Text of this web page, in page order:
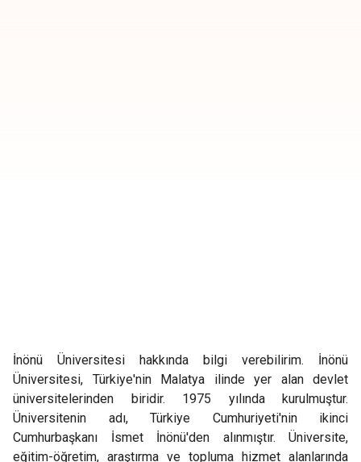
İnönü Üniversitesi hakkında bilgi verebilirim. İnönü
Üniversitesi, Türkiye'nin Malatya ilinde yer alan devlet
üniversitelerinden biridir. 1975 yılında kurulmuştur.
Üniversitenin adı, Türkiye Cumhuriyeti'nin ikinci
Cumhurbaşkanı İsmet İnönü'den alınmıştır. Üniversite,
eğitim-öğretim, araştırma ve topluma hizmet alanlarında